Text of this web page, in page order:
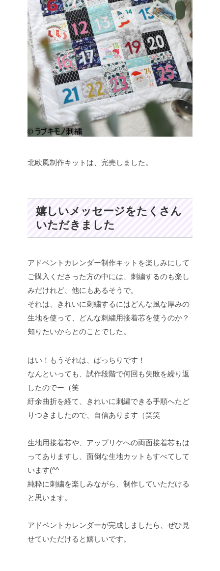
北欧風制作キットは、完売しました。
嬉しいメッセージをたくさん
いただきました
アドベントカレンダー制作キットを楽しみにして
ご購入くださった方の中には、刺繍するのも楽し
みだけれど、他にもあるそうで。
それは、きれいに刺繍するにはどんな風な厚みの
生地を使って、どんな刺繍用接着芯を使うのか？
知りたいからとのことでした。
はい！もうそれは、ばっちりです！
なんといっても、試作段階で何回も失敗を繰り返
したのでー（笑
紆余曲折を経て、きれいに刺繍できる手順へたど
りつきましたので、自信あります（笑笑
生地用接着芯や、アップリケへの両面接着芯もは
ってありますし、面倒な生地カットもすべてして
います(^^
純粋に刺繍を楽しみながら、制作していただける
と思います。
アドベントカレンダーが完成しましたら、ぜひ見
せていただけると嬉しいです。